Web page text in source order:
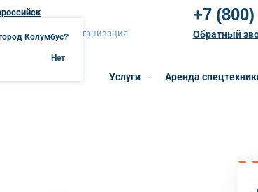
Колумбус?
Нет
онлайн-организация
+7
Обратный
Услуги Аренда